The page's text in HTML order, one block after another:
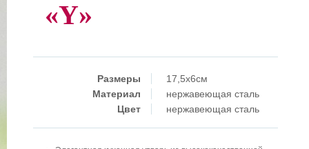
«Y»
Размеры
17,5x6см
Материал
нержавеющая сталь
Цвет
нержавеющая сталь